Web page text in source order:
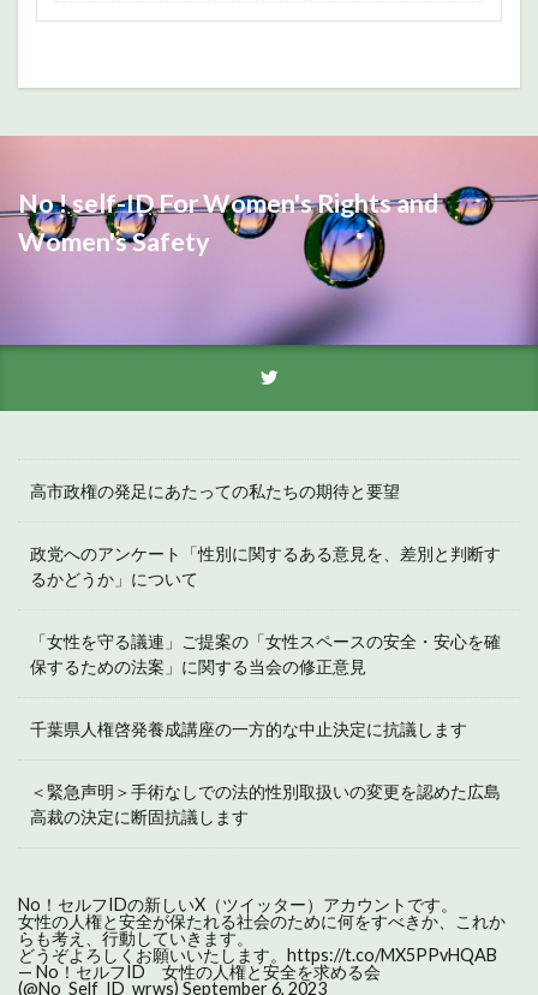
No ! self-ID For Women's Rights and
Women's Safety
高市政権の発足にあたっての私たちの期待と要望
政党へのアンケート「性別に関するある意見を、差別と判断す
るかどうか」について
「女性を守る議連」ご提案の「女性スペースの安全・安心を確
保するための法案」に関する当会の修正意見
千葉県人権啓発養成講座の一方的な中止決定に抗議します
＜緊急声明＞手術なしでの法的性別取扱いの変更を認めた広島
高裁の決定に断固抗議します
No！セルフIDの新しいX（ツイッター）アカウントです。
女性の人権と安全が保たれる社会のために何をすべきか、これか
らも考え、行動していきます。
どうぞよろしくお願いいたします。 https://t.co/MX5PPvHQAB
— No！セルフID 女性の人権と安全を求める会
(@No_Self_ID_wrws) September 6, 2023